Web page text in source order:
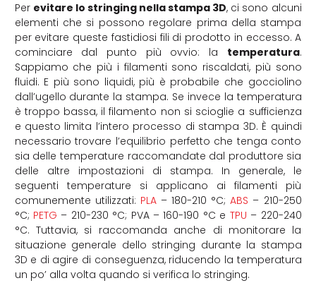
Per evitare lo stringing nella stampa 3D, ci sono alcuni
elementi che si possono regolare prima della stampa
per evitare queste fastidiosi fili di prodotto in eccesso. A
cominciare dal punto più ovvio: la temperatura.
Sappiamo che più i filamenti sono riscaldati, più sono
fluidi. E più sono liquidi, più è probabile che gocciolino
dall’ugello durante la stampa. Se invece la temperatura
è troppo bassa, il filamento non si scioglie a sufficienza
e questo limita l’intero processo di stampa 3D. È quindi
necessario trovare l’equilibrio perfetto che tenga conto
sia delle temperature raccomandate dal produttore sia
delle altre impostazioni di stampa. In generale, le
seguenti temperature si applicano ai filamenti più
comunemente utilizzati: PLA– 180-210 °C;ABS – 210-250
°C; PETG – 210-230 °C; PVA – 160-190 °C e TPU – 220-240
°C. Tuttavia, si raccomanda anche di monitorare la
situazione generale dello stringing durante la stampa
3D e di agire di conseguenza, riducendo la temperatura
un po’ alla volta quando si verifica lo stringing.